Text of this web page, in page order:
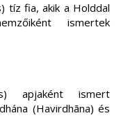
tíz fia, akik a Holddal
ismertek
apjaként ismert
(Havirdhāna) és